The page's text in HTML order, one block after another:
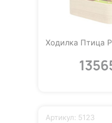
Ходилка Птица
Артикул: 5123